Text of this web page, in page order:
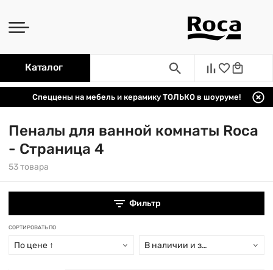
Каталог
Спеццены на мебель и керамику ТОЛЬКО в шоуруме!
Пеналы для ванной комнаты Roca
- Страница 4
53 товара
Фильтр
СОРТИРОВАТЬ ПО
По цене ↑ В наличии и заказ свыше 15 дн